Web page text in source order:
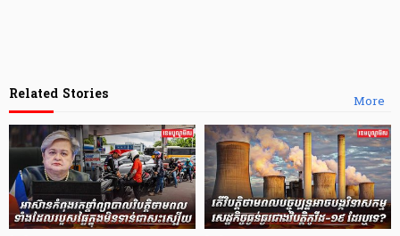
More
Related Stories